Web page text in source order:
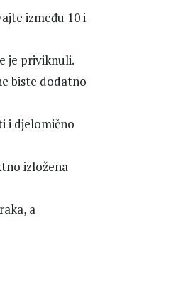
između 10 i
je priviknuli.
biste dodatno
i djelomično
izložena
a